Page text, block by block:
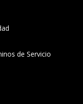
de Servicio